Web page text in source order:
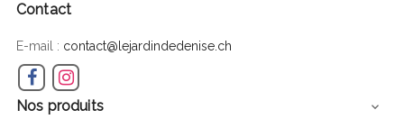
Contact
E-mail : contact@lejardindedenise.ch
Facebook
Nos produits 